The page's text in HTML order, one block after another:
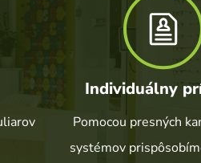
Individuálny
Pomocou presných
systémov